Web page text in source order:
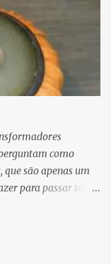
como
são apenas um
para passar toda
e pequenos